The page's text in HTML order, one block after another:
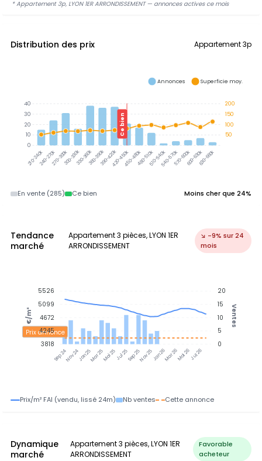
* Appartement 3p, LYON 1ER ARRONDISSEMENT — annonces actives ce mois
Distribution des prix Appartement 3p
210-240k240-270k270-300k300-330k330-360k360-390k390-420k420-450k450-480k480-510k510-540k540-570k570-600k600-630k630-660k
Ce bien
200
150
100
50
40
30
20
10
0
Annonces Superficie moy.
En vente (285) Ce bien Moins cher que 24%
Tendance
marché
Appartement 3 pièces, LYON 1ER
ARRONDISSEMENT
↘ -9% sur 24
mois
Sep 24Nov 24Jan 25Mar 25Mai 25Jul 25Sep 25Nov 25Jan 26Mar 26Mai 26Jul 26
Prix annonce
20
15
10
5
0
Ventes
5526
5099
4672
4245
3818
€/m²
Prix/m² FAI (vendu, lissé 24m) Nb ventes Cette annonce
Dynamique
marché
Appartement 3 pièces, LYON 1ER
ARRONDISSEMENT
Favorable
acheteur